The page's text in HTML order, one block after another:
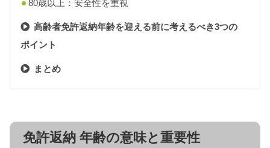
80歳以上：安全性を重視
高齢者免許返納年齢を迎える前に考えるべき3つの
ポイント
まとめ
免許返納 年齢の意味と重要性